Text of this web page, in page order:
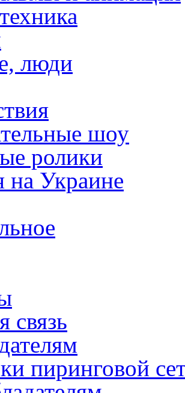
люди
шоу
ролики
на Украине
связь
пиринговой